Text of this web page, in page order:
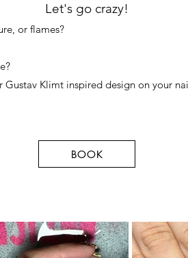
Let's go crazy!
or flames?
Gustav Klimt inspired design on your
BOOK